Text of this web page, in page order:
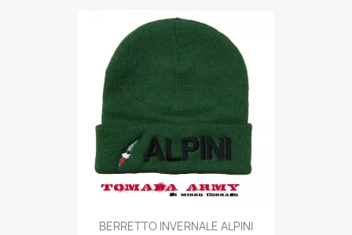
Quick view
BERRETTO INVERNALE ALPINI